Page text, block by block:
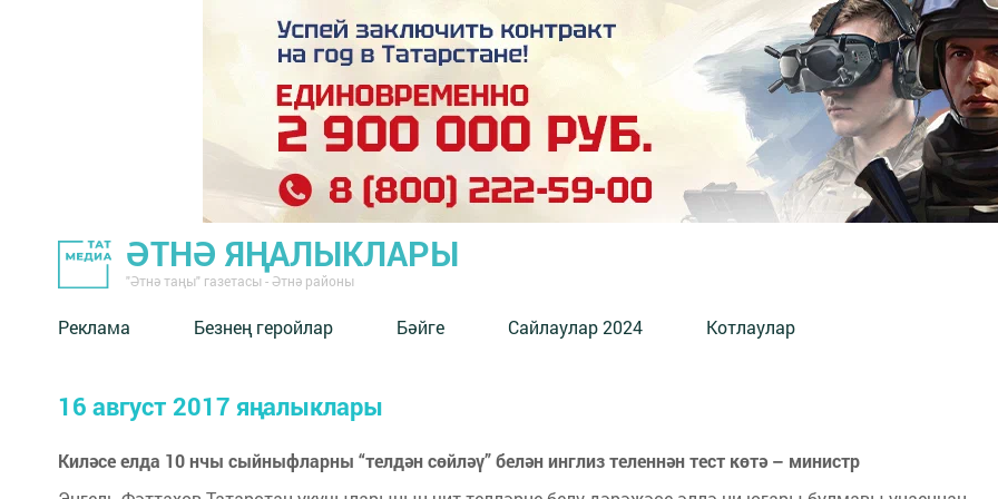
ӘТНӘ ЯҢАЛЫКЛАРЫ
"Әтнә таңы" газетасы - Әтнә районы
Реклама Безнең геройлар Бәйге Сайлаулар 2024 Котлаулар
16 август 2017 яңалыклары
Киләсе елда 10 нчы сыйныфларны “телдән сөйләү” белән инглиз теленнән тест көтә – министр